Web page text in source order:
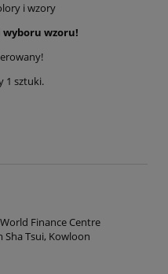
i wzory
wyboru wzoru!
1 sztuki.
Finance Centre
Sha Tsui, Kowloon